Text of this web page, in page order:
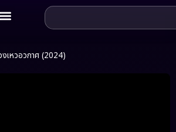
เหวอวกาศ (2024)